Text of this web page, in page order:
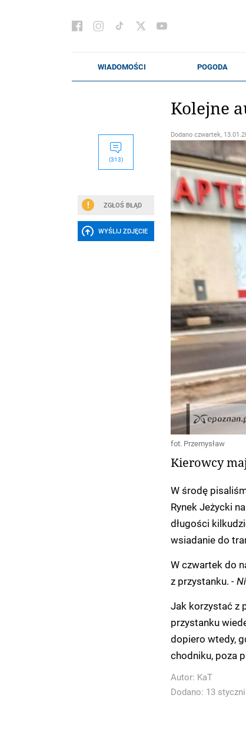
(313)
ZGŁOŚ BŁĄD
WYŚLIJ ZDJĘCIE
Kolejne
Dodano czwartek,
fot. Przemysław
Kierowcy
W środę
Rynek Jeżycki
długości
wsiadanie do
W czwartek do
z przystanku. -
Jak korzystać z
przystanku
dopiero wtedy,
chodniku, poza
Autor: KaT
Dodano: 13